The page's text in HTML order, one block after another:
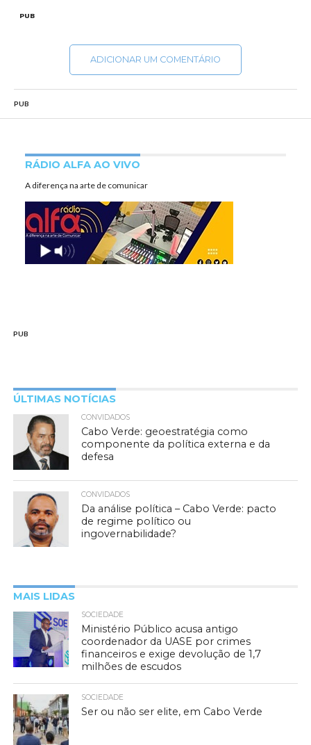
PUB
ADICIONAR UM COMENTÁRIO
PUB
RÁDIO ALFA AO VIVO
A diferença na arte de comunicar
PUB
ÚLTIMAS NOTÍCIAS
CONVIDADOS
Cabo Verde: geoestratégia como
componente da política externa e da
defesa
CONVIDADOS
Da análise política – Cabo Verde: pacto
de regime político ou
ingovernabilidade?
MAIS LIDAS
SOCIEDADE
Ministério Público acusa antigo
coordenador da UASE por crimes
financeiros e exige devolução de 1,7
milhões de escudos
SOCIEDADE
Ser ou não ser elite, em Cabo Verde